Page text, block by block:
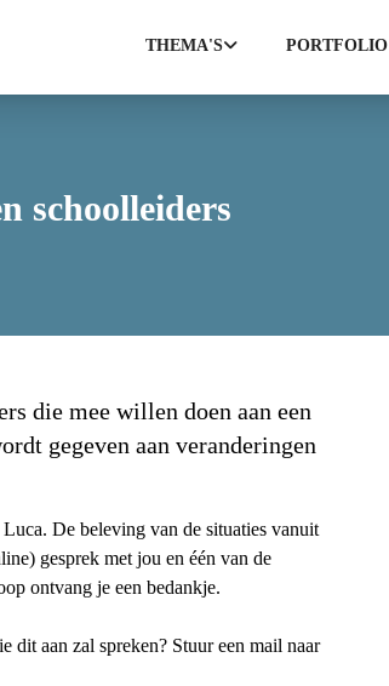
THEMA'S PORTFOLIO
schoolleiders
die mee willen doen aan een
gegeven aan veranderingen
De beleving van de situaties vanuit
gesprek met jou en één van de
ontvang je een bedankje.
dit aan zal spreken? Stuur een mail naar